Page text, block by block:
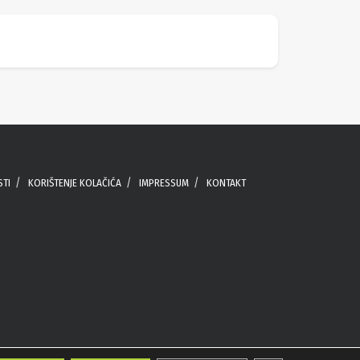
KORIŠTENJE KOLAČIĆA IMPRESSUM KONTAKT